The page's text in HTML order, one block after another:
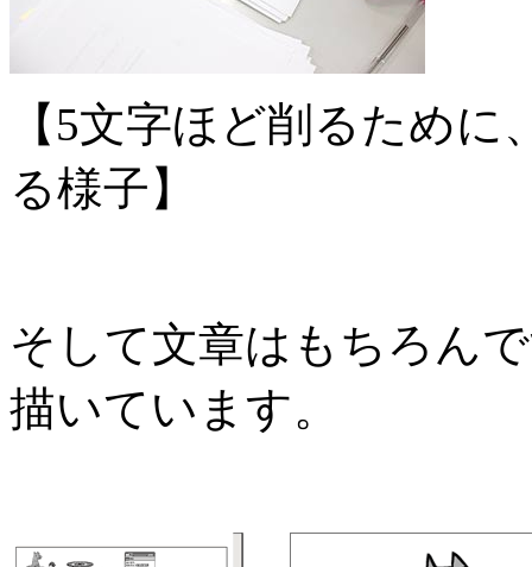
【5文字ほど削るため
る様子】
そして文章はもちろん
描いています。